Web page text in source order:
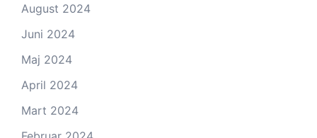
August 2024
Juni 2024
Maj 2024
April 2024
Mart 2024